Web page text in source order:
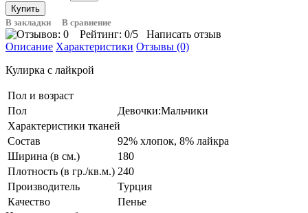
В закладки В сравнение
Рейтинг: 0/5
Написать отзыв
Описание Характеристики Отзывы (0)
Кулирка с лайкрой
Пол и возраст
Пол
Девочки:Мальчики
Характеристики тканей
Состав
92% хлопок, 8% лайкра
Ширина (в см.)
180
Плотность (в гр./кв.м.) 240
Производитель
Турция
Качество
Пенье